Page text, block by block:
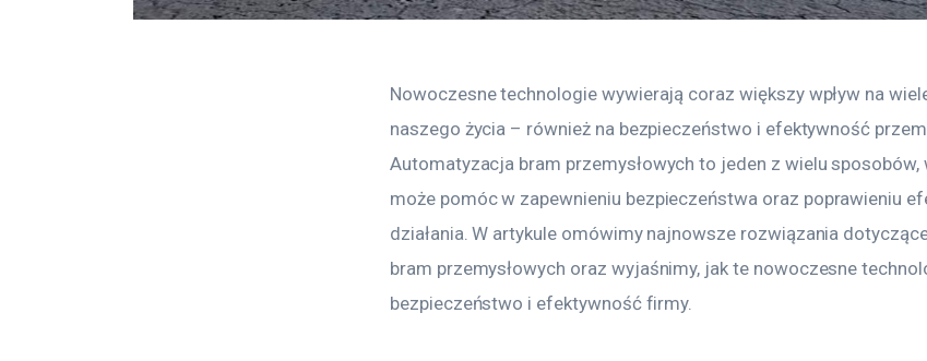
Nowoczesne technologie wywierają coraz większy wpływ na
naszego życia – również na bezpieczeństwo i efektywność
Automatyzacja bram przemysłowych to jeden z wielu sposobów,
może pomóc w zapewnieniu bezpieczeństwa oraz poprawieniu
działania. W artykule omówimy najnowsze rozwiązania
bram przemysłowych oraz wyjaśnimy, jak te nowoczesne
bezpieczeństwo i efektywność firmy.